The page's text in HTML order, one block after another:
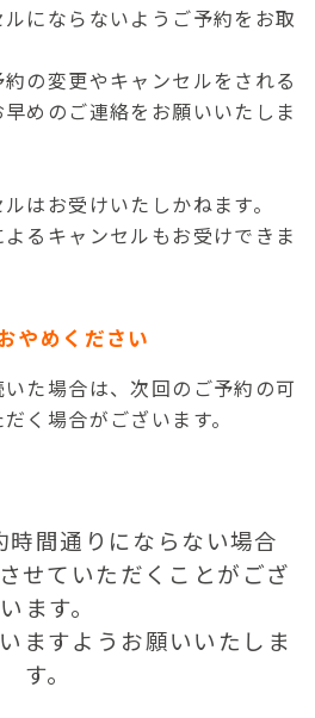
にならないようご予約をお取
の変更やキャンセルをされる
めのご連絡をお願いいたしま
はお受けいたしかねます。
るキャンセルもお受けできま
やめください
た場合は、次回のご予約の可
く場合がございます。
時間通りにならない場合
せていただくことがござ
います。
ますようお願いいたしま
す。